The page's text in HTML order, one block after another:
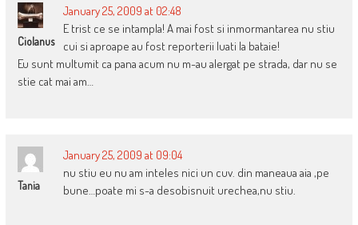
Ciolanus
January 25, 2009 at 02:48
E trist ce se intampla! A mai fost si inmormantarea nu stiu
cui si aproape au fost reporterii luati la bataie!
Eu sunt multumit ca pana acum nu m-au alergat pe strada, dar nu se
stie cat mai am…
Tania
January 25, 2009 at 09:04
nu stiu eu nu am inteles nici un cuv. din maneaua aia ,pe
bune…poate mi s-a desobisnuit urechea,nu stiu.